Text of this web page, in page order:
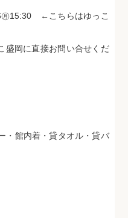
㊊15:30 ←こちらはゆっこ
盛岡に直接お問い合せくだ
・館内着・貸タオル・貸バ